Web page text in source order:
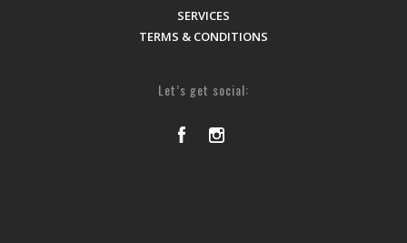
SERVICES
TERMS & CONDITIONS
Let’s get social: